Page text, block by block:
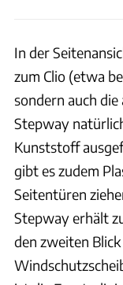
In der
zum Clio (etwa
sondern auch
Stepway
Kunststoff
gibt es zudem
Seitentüren
Stepway erhält
den zweiten